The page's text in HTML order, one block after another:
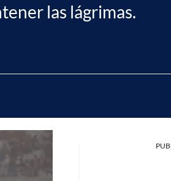
las lágrimas.